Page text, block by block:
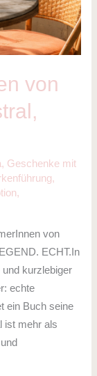
von
, Geschenke mit
,
,
von
ECHT.In
kurzlebiger
echte
ein Buch seine
ist mehr als